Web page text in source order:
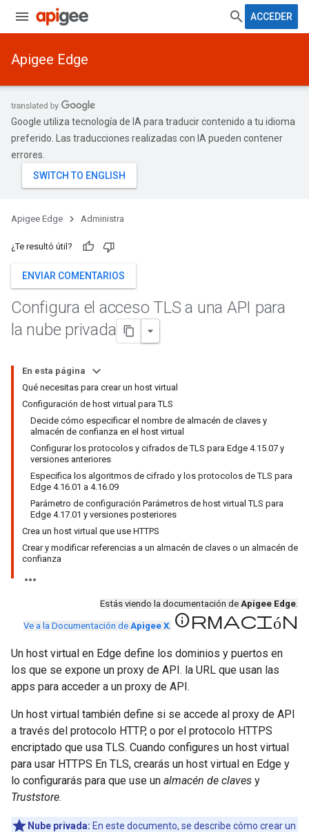
ACCEDER
Apigee Edge
Google utiliza tecnología de IA para traducir contenido a tu idioma
preferido. Las traducciones realizadas con IA pueden contener
errores.
Apigee Edge Administra
¿Te resultó útil?
ENVIAR COMENTARIOS
Configura el acceso TLS a una API para
la nube privada
En esta página
Qué necesitas para crear un host virtual
Configuración de host virtual para TLS
Decide cómo especificar el nombre de almacén de claves y
almacén de confianza en el host virtual
Configurar los protocolos y cifrados de TLS para Edge 4.15.07 y
versiones anteriores
Especifica los algoritmos de cifrado y los protocolos de TLS para
Edge 4.16.01 a 4.16.09
Parámetro de configuración Parámetros de host virtual TLS para
Edge 4.17.01 y versiones posteriores
Crea un host virtual que use HTTPS
Crear y modificar referencias a un almacén de claves o un almacén de
confianza
Estás viendo la documentación de Apigee Edge.
Ve a la Documentación de Apigee X. información
Un host virtual en Edge define los dominios y puertos en
los que se expone un proxy de API. la URL que usan las
apps para acceder a un proxy de API.
Un host virtual también define si se accede al proxy de API
a través del protocolo HTTP, o por el protocolo HTTPS
encriptado que usa TLS. Cuando configures un host virtual
para usar HTTPS En TLS, crearás un host virtual en Edge y
lo configurarás para que use un almacén de claves y
Truststore.
Nube privada: En este documento, se describe cómo crear un